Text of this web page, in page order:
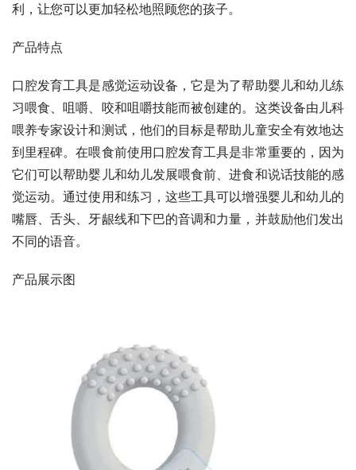
利，让您可以更加轻松地照顾您的孩子。
产品特点
口腔发育工具是感觉运动设备，它是为了帮助婴儿和幼儿练
习喂食、咀嚼、咬和咀嚼技能而被创建的。这类设备由儿科
喂养专家设计和测试，他们的目标是帮助儿童安全有效地达
到里程碑。在喂食前使用口腔发育工具是非常重要的，因为
它们可以帮助婴儿和幼儿发展喂食前、进食和说话技能的感
觉运动。通过使用和练习，这些工具可以增强婴儿和幼儿的
嘴唇、舌头、牙龈线和下巴的音调和力量，并鼓励他们发出
不同的语音。
产品展示图